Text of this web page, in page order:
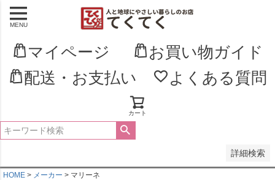
MENU
マイページ
お買い物ガイド
配送・お支払い
よくある質問
カート
詳細検索
新着順
登録順
価格が高い順
優先度順
HOME メーカー マリーネ